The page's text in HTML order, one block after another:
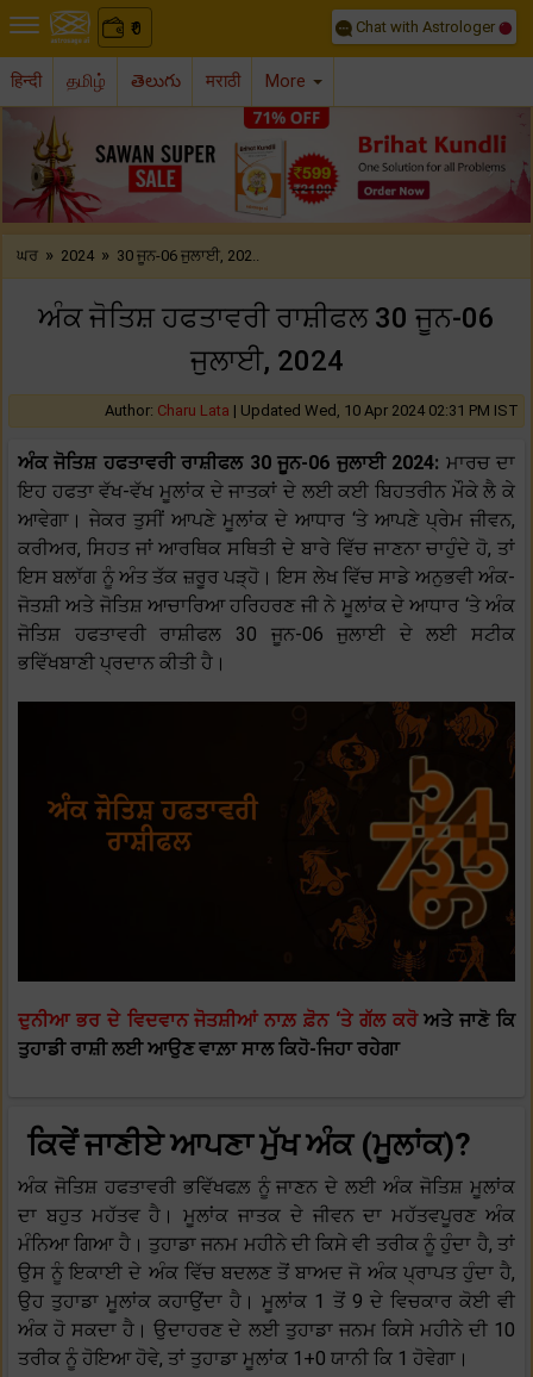
₹
0 Chat with Astrologer
हिन्दी தமிழ் తెలుగు मराठी More
Previous
ਘਰ » 2024 » 30 ਜੂਨ-06 ਜੁਲਾਈ, 202..
ਅੰਕ ਜੋਤਿਸ਼ ਹਫਤਾਵਰੀ ਰਾਸ਼ੀਫਲ 30 ਜੂਨ-06
ਜੁਲਾਈ, 2024
Author: Charu Lata | Updated Wed, 10 Apr 2024 02:31 PM IST
ਅੰਕ ਜੋਤਿਸ਼ ਹਫਤਾਵਰੀ ਰਾਸ਼ੀਫਲ 30 ਜੂਨ-06 ਜੁਲਾਈ 2024: ਮਾਰਚ ਦਾ
ਇਹ ਹਫਤਾ ਵੱਖ-ਵੱਖ ਮੂਲਾਂਕ ਦੇ ਜਾਤਕਾਂ ਦੇ ਲਈ ਕਈ ਬਿਹਤਰੀਨ ਮੌਕੇ ਲੈ ਕੇ
ਆਵੇਗਾ। ਜੇਕਰ ਤੁਸੀਂ ਆਪਣੇ ਮੂਲਾਂਕ ਦੇ ਆਧਾਰ ‘ਤੇ ਆਪਣੇ ਪ੍ਰੇਮ ਜੀਵਨ,
ਕਰੀਅਰ, ਸਿਹਤ ਜਾਂ ਆਰਥਿਕ ਸਥਿਤੀ ਦੇ ਬਾਰੇ ਵਿੱਚ ਜਾਣਨਾ ਚਾਹੁੰਦੇ ਹੋ, ਤਾਂ
ਇਸ ਬਲਾੱਗ ਨੂੰ ਅੰਤ ਤੱਕ ਜ਼ਰੂਰ ਪੜ੍ਹੋ। ਇਸ ਲੇਖ ਵਿੱਚ ਸਾਡੇ ਅਨੁਭਵੀ ਅੰਕ-
ਜੋਤਸ਼ੀ ਅਤੇ ਜੋਤਿਸ਼ ਆਚਾਰਿਆ ਹਰਿਹਰਣ ਜੀ ਨੇ ਮੂਲਾਂਕ ਦੇ ਆਧਾਰ ‘ਤੇ ਅੰਕ
ਜੋਤਿਸ਼ ਹਫਤਾਵਰੀ ਰਾਸ਼ੀਫਲ 30 ਜੂਨ-06 ਜੁਲਾਈ ਦੇ ਲਈ ਸਟੀਕ
ਭਵਿੱਖਬਾਣੀ ਪ੍ਰਦਾਨ ਕੀਤੀ ਹੈ।
ਦੁਨੀਆ ਭਰ ਦੇ ਵਿਦਵਾਨ ਜੋਤਸ਼ੀਆਂ ਨਾਲ਼ ਫ਼ੋਨ ‘ਤੇ ਗੱਲ ਕਰੋਅਤੇ ਜਾਣੋ ਕਿ
ਤੁਹਾਡੀ ਰਾਸ਼ੀ ਲਈ ਆਉਣ ਵਾਲ਼ਾ ਸਾਲ ਕਿਹੋ-ਜਿਹਾ ਰਹੇਗਾ
ਕਿਵੇਂ ਜਾਣੀਏ ਆਪਣਾ ਮੁੱਖ ਅੰਕ (ਮੂਲਾਂਕ)?
ਅੰਕ ਜੋਤਿਸ਼ ਹਫਤਾਵਰੀ ਭਵਿੱਖਫਲ਼ ਨੂੰ ਜਾਣਨ ਦੇ ਲਈ ਅੰਕ ਜੋਤਿਸ਼ ਮੂਲਾਂਕ
ਦਾ ਬਹੁਤ ਮਹੱਤਵ ਹੈ। ਮੂਲਾਂਕ ਜਾਤਕ ਦੇ ਜੀਵਨ ਦਾ ਮਹੱਤਵਪੂਰਣ ਅੰਕ
ਮੰਨਿਆ ਗਿਆ ਹੈ। ਤੁਹਾਡਾ ਜਨਮ ਮਹੀਨੇ ਦੀ ਕਿਸੇ ਵੀ ਤਰੀਕ ਨੂੰ ਹੁੰਦਾ ਹੈ, ਤਾਂ
ਉਸ ਨੂੰ ਇਕਾਈ ਦੇ ਅੰਕ ਵਿੱਚ ਬਦਲਣ ਤੋਂ ਬਾਅਦ ਜੋ ਅੰਕ ਪ੍ਰਾਪਤ ਹੁੰਦਾ ਹੈ,
ਉਹ ਤੁਹਾਡਾ ਮੂਲਾਂਕ ਕਹਾਉਂਦਾ ਹੈ। ਮੂਲਾਂਕ 1 ਤੋਂ 9 ਦੇ ਵਿਚਕਾਰ ਕੋਈ ਵੀ
ਅੰਕ ਹੋ ਸਕਦਾ ਹੈ। ਉਦਾਹਰਣ ਦੇ ਲਈ ਤੁਹਾਡਾ ਜਨਮ ਕਿਸੇ ਮਹੀਨੇ ਦੀ 10
ਤਰੀਕ ਨੂੰ ਹੋਇਆ ਹੋਵੇ, ਤਾਂ ਤੁਹਾਡਾ ਮੂਲਾਂਕ 1+0 ਯਾਨੀ ਕਿ 1 ਹੋਵੇਗਾ।